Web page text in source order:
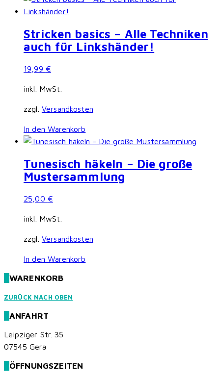
Stricken basics – Alle Techniken
auch für Linkshänder!
19,99 €
inkl. MwSt.
zzgl. Versandkosten
In den Warenkorb
Tunesisch häkeln – Die große
Mustersammlung
25,00 €
inkl. MwSt.
zzgl. Versandkosten
In den Warenkorb
WARENKORB
ZURÜCK NACH OBEN
ANFAHRT
Leipziger Str. 35
07545 Gera
ÖFFNUNGSZEITEN